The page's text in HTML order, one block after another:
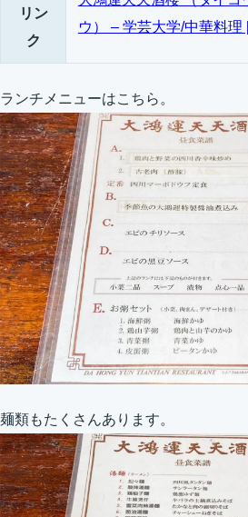
リン
ク
ウ） – 学芸大学/中華料理
ランチメニューはこちら。
麺類もたくさんあります。